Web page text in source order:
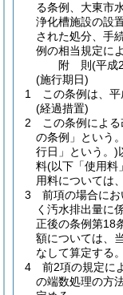
る条例、大東市
浄化槽施設の設
された処分、手
例の相当規定に
附 則(平成
(施行期日)
1
この条例は、
(経過措置)
2
この条例によ
の条例」という
行日」という。)
料(以下「使用料
用料については
3
前項の場合に
く汚水排出量に
正後の条例第18
額については、
なして算定する。
4
前2項の規定に
の端数処理の方